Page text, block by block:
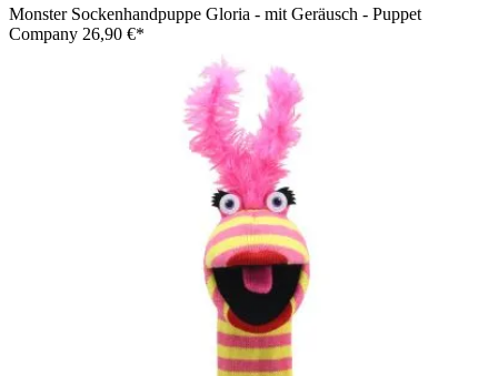
Monster Sockenhandpuppe Gloria - mit Geräusch - Puppet
Company 26,90 €*